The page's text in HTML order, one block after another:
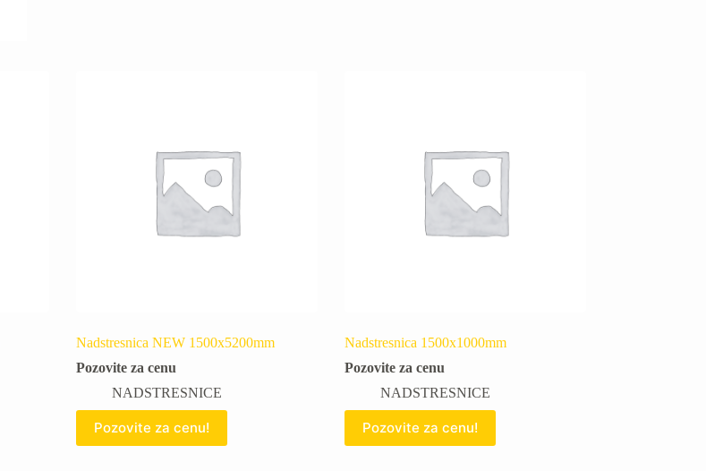
Nadstresnica NEW 1500x5200mm
Pozovite za cenu
NADSTRESNICE
Pozovite za cenu!
Nadstresnica 1500x1000mm
Pozovite za cenu
NADSTRESNICE
Pozovite za cenu!